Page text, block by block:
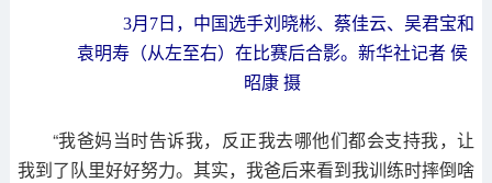
3月7日，中国选手刘晓彬、蔡佳云、吴君宝和
袁明寿（从左至右）在比赛后合影。新华社记者 侯
昭康 摄
“我爸妈当时告诉我，反正我去哪他们都会支持我，让
我到了队里好好努力。其实，我爸后来看到我训练时摔倒啥